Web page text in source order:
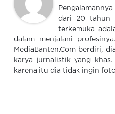
dari 20 tahun
terkemuka
dalam menjalani
MediaBanten.Com berdiri,
karya jurnalistik yang khas.
karena itu dia tidak ingin